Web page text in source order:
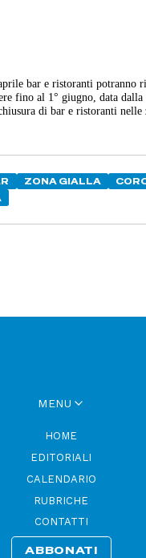
bar e ristoranti potranno
fino al 1° giugno, data
di bar e ristoranti nelle
ZONA GIALLA
MENU
HOME
EDITORIALI
CALENDARIO
RUBRICHE
CONTATTI
ABBONATI